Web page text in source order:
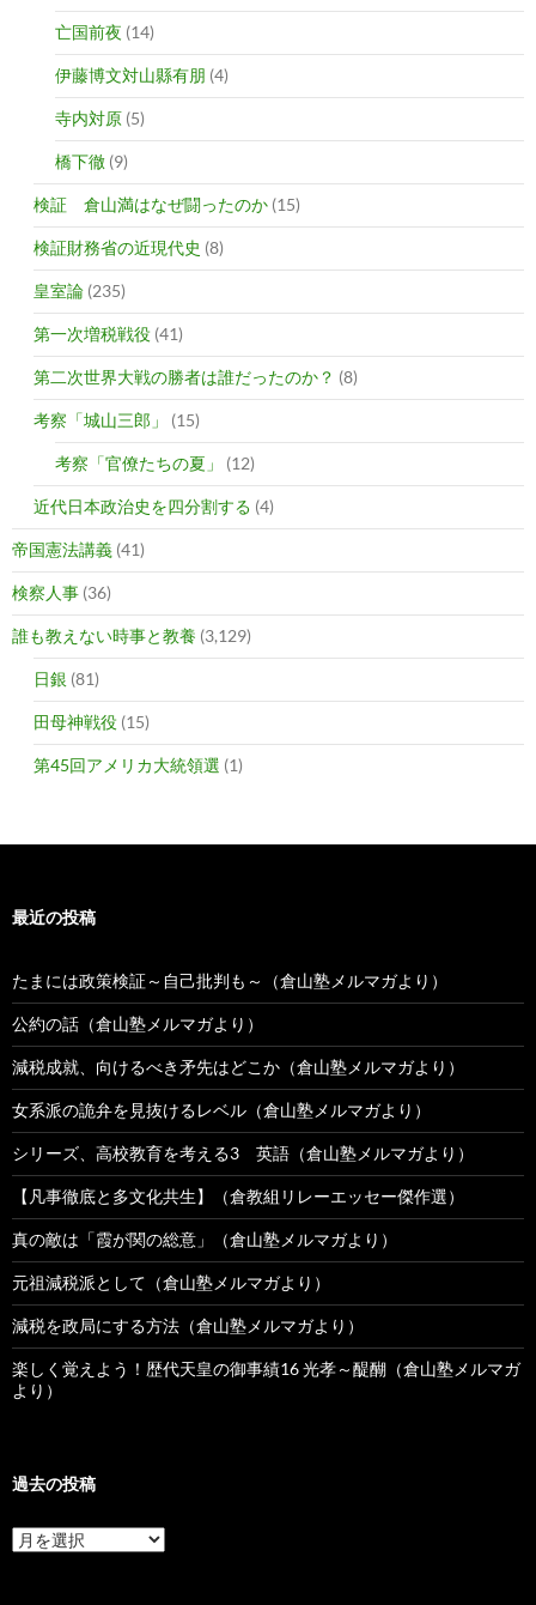
亡国前夜 (14)
伊藤博文対山縣有朋 (4)
寺内対原 (5)
橋下徹 (9)
検証 倉山満はなぜ闘ったのか (15)
検証財務省の近現代史 (8)
皇室論 (235)
第一次増税戦役 (41)
第二次世界大戦の勝者は誰だったのか？ (8)
考察「城山三郎」 (15)
考察「官僚たちの夏」 (12)
近代日本政治史を四分割する (4)
帝国憲法講義 (41)
検察人事 (36)
誰も教えない時事と教養 (3,129)
日銀 (81)
田母神戦役 (15)
第45回アメリカ大統領選 (1)
最近の投稿
たまには政策検証～自己批判も～（倉山塾メルマガより）
公約の話（倉山塾メルマガより）
減税成就、向けるべき矛先はどこか（倉山塾メルマガより）
女系派の詭弁を見抜けるレベル（倉山塾メルマガより）
シリーズ、高校教育を考える3 英語（倉山塾メルマガより）
【凡事徹底と多文化共生】（倉教組リレーエッセー傑作選）
真の敵は「霞が関の総意」（倉山塾メルマガより）
元祖減税派として（倉山塾メルマガより）
減税を政局にする方法（倉山塾メルマガより）
楽しく覚えよう！歴代天皇の御事績16 光孝～醍醐（倉山塾メルマガ
より）
過去の投稿
過
去